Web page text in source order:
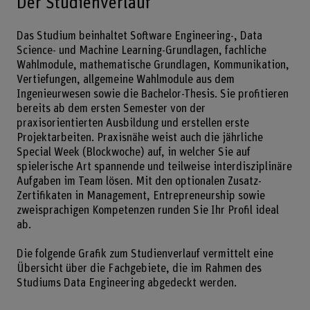
Das Studium beinhaltet Software Engineering-, Data
Science- und Machine Learning-Grundlagen, fachliche
Wahlmodule, mathematische Grundlagen, Kommunikation,
Vertiefungen, allgemeine Wahlmodule aus dem
Ingenieurwesen sowie die Bachelor-Thesis. Sie profitieren
bereits ab dem ersten Semester von der
praxisorientierten Ausbildung und erstellen erste
Projektarbeiten. Praxisnähe weist auch die jährliche
Special Week (Blockwoche) auf, in welcher Sie auf
spielerische Art spannende und teilweise interdisziplinäre
Aufgaben im Team lösen. Mit den optionalen Zusatz-
Zertifikaten in Management, Entrepreneurship sowie
zweisprachigen Kompetenzen runden Sie Ihr Profil ideal
ab.
Die folgende Grafik zum Studienverlauf vermittelt eine
Übersicht über die Fachgebiete, die im Rahmen des
Studiums Data Engineering abgedeckt werden.